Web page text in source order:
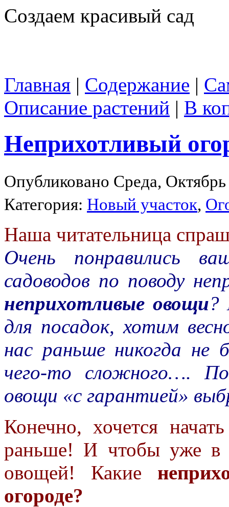
Создаем красивый сад
Главная | Содержание |
Описание растений | В
Неприхотливый
Опубликовано Среда,
Категория: Новый участок,
Наша читательница
Очень понравились
садоводов по поводу
неприхотливые овощи?
для посадок, хотим
нас раньше никогда не
чего-то сложного….
овощи «с гарантией»
Конечно, хочется
раньше! И чтобы уже в
овощей! Какие
огороде?